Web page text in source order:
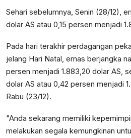
Sehari sebelumnya, Senin (28/12),
dolar AS atau 0,15 persen menjadi
Pada hari terakhir perdagangan
jelang Hari Natal, emas berjangka
persen menjadi 1.883,20 dolar AS,
dolar AS atau 0,42 persen menjadi
Rabu (23/12).
"Anda sekarang memiliki
melakukan segala kemungkinan